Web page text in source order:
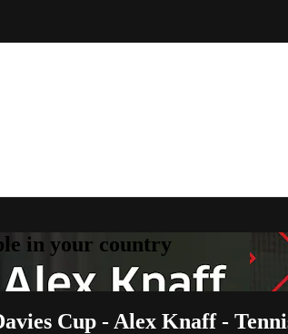
in your country
Cup - Alex Knaff -